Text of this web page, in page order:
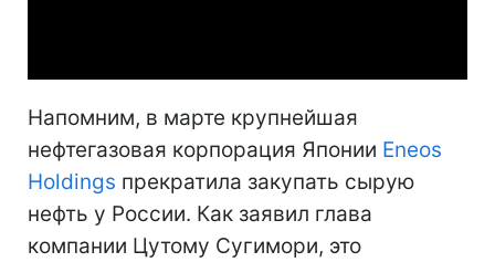
Напомним, в марте крупнейшая
нефтегазовая корпорация Японии Eneos
Holdings прекратила закупать сырую
нефть у России. Как заявил глава
компании Цутому Сугимори, это